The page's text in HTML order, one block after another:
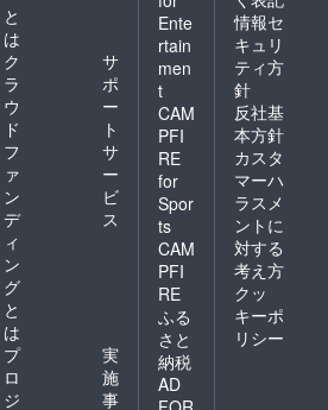
と
は
ク
ラ
ウ
ド
フ
ァ
ン
デ
ィ
ン
グ
と
は
サ
ポ
ー
ト
サ
ー
ビ
ス
プ
ロ
ジ
実
施
事
Ente
rtain
men
t
CAM
PFI
RE
for
Spor
ts
CAM
PFI
RE
ふる
さと
納税
AD
情報セ
キュリ
ティ方
針
反社基
本方針
カスタ
マーハ
ラスメ
ントに
対する
考え方
クッ
キーポ
リシー